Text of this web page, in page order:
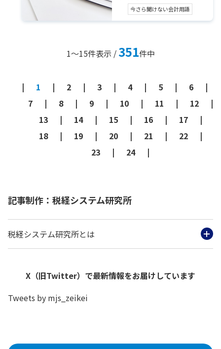
今さら聞けない会計用語
1～15件表示 / 351件中
1 2 3 4 5
6
7
8 9 10 11
12
13
14 15 16
17
18
19 20 21
22
23
24
記事制作：税経システム研究所
税経システム研究所とは
X（旧Twitter）で最新情報をお届けしています
Tweets by mjs_zeikei